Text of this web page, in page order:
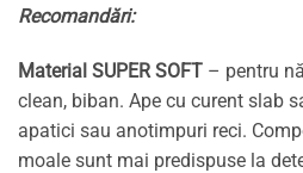
Recomandări:
Material SUPER SOFT – pentru
clean, biban. Ape cu curent slab
apatici sau anotimpuri reci.
moale sunt mai predispuse la